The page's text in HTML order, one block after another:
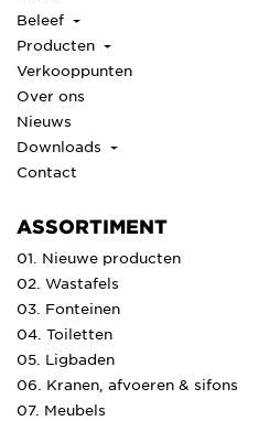
Beleef
Producten
Verkooppunten
Over ons
Nieuws
Downloads
Contact
ASSORTIMENT
01. Nieuwe producten
02. Wastafels
03. Fonteinen
04. Toiletten
05. Ligbaden
06. Kranen, afvoeren & sifons
07. Meubels